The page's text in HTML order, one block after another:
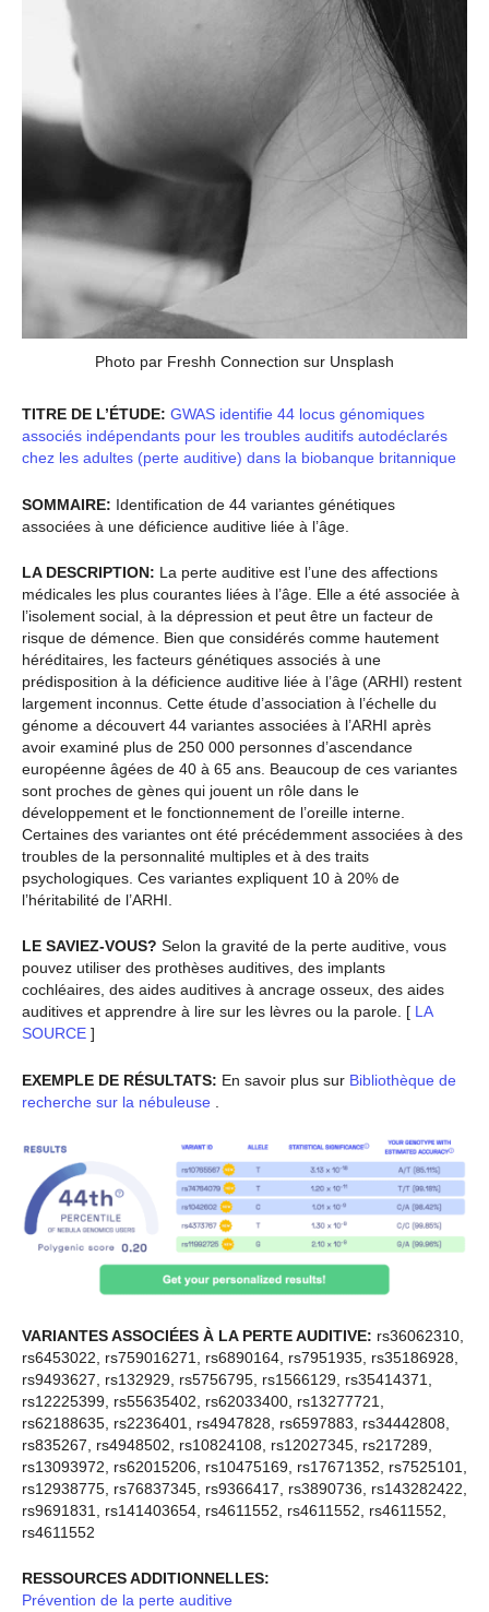
Photo par Freshh Connection sur Unsplash
TITRE DE L’ÉTUDE: GWAS identifie 44 locus génomiques
associés indépendants pour les troubles auditifs autodéclarés
chez les adultes (perte auditive) dans la biobanque britannique
SOMMAIRE: Identification de 44 variantes génétiques
associées à une déficience auditive liée à l’âge.
LA DESCRIPTION: La perte auditive est l’une des affections
médicales les plus courantes liées à l’âge. Elle a été associée à
l’isolement social, à la dépression et peut être un facteur de
risque de démence. Bien que considérés comme hautement
héréditaires, les facteurs génétiques associés à une
prédisposition à la déficience auditive liée à l’âge (ARHI) restent
largement inconnus. Cette étude d’association à l’échelle du
génome a découvert 44 variantes associées à l’ARHI après
avoir examiné plus de 250 000 personnes d’ascendance
européenne âgées de 40 à 65 ans. Beaucoup de ces variantes
sont proches de gènes qui jouent un rôle dans le
développement et le fonctionnement de l’oreille interne.
Certaines des variantes ont été précédemment associées à des
troubles de la personnalité multiples et à des traits
psychologiques. Ces variantes expliquent 10 à 20% de
l’héritabilité de l’ARHI.
LE SAVIEZ-VOUS? Selon la gravité de la perte auditive, vous
pouvez utiliser des prothèses auditives, des implants
cochléaires, des aides auditives à ancrage osseux, des aides
auditives et apprendre à lire sur les lèvres ou la parole. [ LA
SOURCE ]
EXEMPLE DE RÉSULTATS: En savoir plus sur Bibliothèque de
recherche sur la nébuleuse
VARIANTES ASSOCIÉES À LA PERTE AUDITIVE: rs36062310,
rs6453022, rs759016271, rs6890164, rs7951935, rs35186928,
rs9493627, rs132929, rs5756795, rs1566129, rs35414371,
rs12225399, rs55635402, rs62033400, rs13277721,
rs62188635, rs2236401, rs4947828, rs6597883, rs34442808,
rs835267, rs4948502, rs10824108, rs12027345, rs217289,
rs13093972, rs62015206, rs10475169, rs17671352, rs7525101,
rs12938775, rs76837345, rs9366417, rs3890736, rs143282422,
rs9691831, rs141403654, rs4611552, rs4611552, rs4611552,
rs4611552
RESSOURCES ADDITIONNELLES:
Prévention de la perte auditive